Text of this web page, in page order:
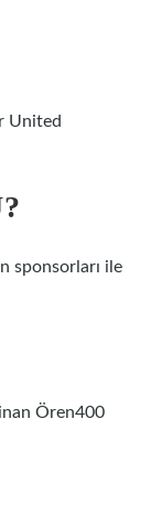
United
sponsorları ile
Ören400